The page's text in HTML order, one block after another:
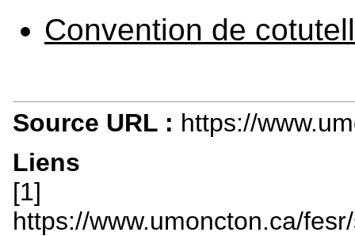
Convention de
Source URL : https://
Liens
[1]
https://www.umoncton.ca/